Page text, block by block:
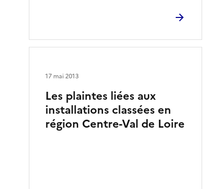
Les plaintes liées aux
installations classées en
région Centre-Val de Loire
17 mai 2013